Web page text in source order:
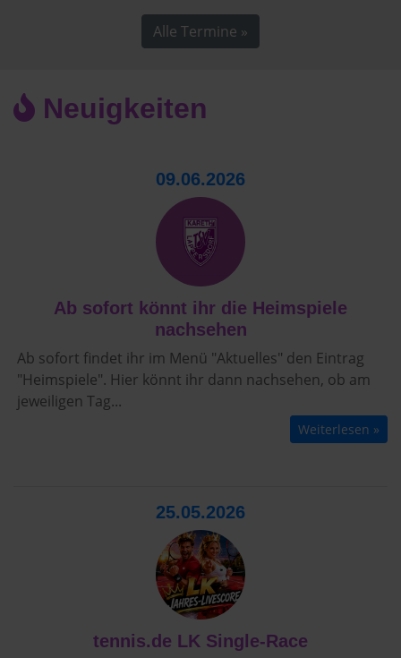
Alle Termine »
Neuigkeiten
09.06.2026
Ab sofort könnt ihr die Heimspiele
nachsehen
Ab sofort findet ihr im Menü "Aktuelles" den Eintrag
"Heimspiele". Hier könnt ihr dann nachsehen, ob am
jeweiligen Tag...
Weiterlesen »
25.05.2026
tennis.de LK Single-Race